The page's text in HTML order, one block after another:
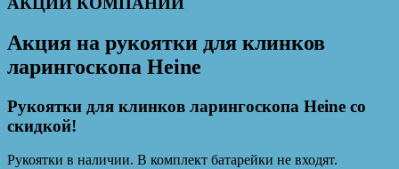
Акция на рукоятки для клинков
ларингоскопа Heine
Рукоятки для клинков ларингоскопа Heine со
скидкой!
Рукоятки в наличии. В комплект батарейки не входят.